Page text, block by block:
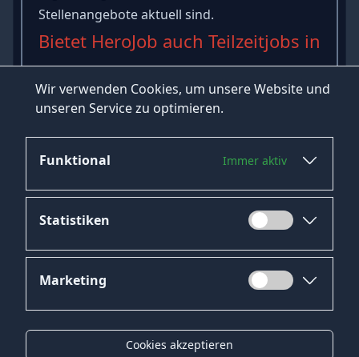
Wir verwenden Cookies, um unsere Website und
unseren Service zu optimieren.
Funktional Immer aktiv
Statistiken
Marketing
Cookies akzeptieren
Stellenangebote aktuell sind.
Bietet HeroJob auch Teilzeitjobs in
Biberach an der Riß an?
Ja, wir haben eine Kategorie für Teilzeitjobs in
Biberach an der Riß auf unserer Website.
Datenschutz
Impressum
Kontakt